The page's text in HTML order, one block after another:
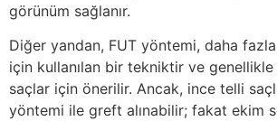
görünüm sağlanır.
Diğer yandan, FUT yöntemi, daha
için kullanılan bir tekniktir ve genellikle
saçlar için önerilir. Ancak, ince telli
yöntemi ile greft alınabilir; fakat ekim